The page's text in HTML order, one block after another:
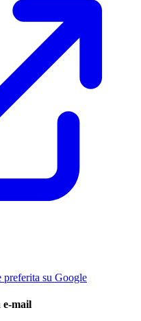
su Google
e-mail